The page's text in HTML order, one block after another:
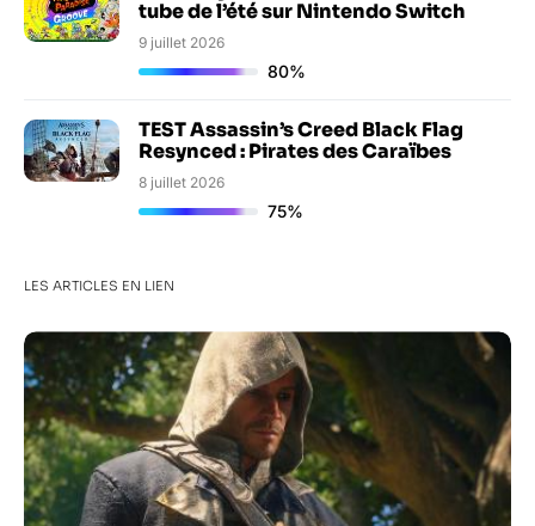
tube de l’été sur Nintendo Switch
9 juillet 2026
80%
TEST Assassin’s Creed Black Flag
Resynced : Pirates des Caraïbes
8 juillet 2026
75%
LES ARTICLES EN LIEN